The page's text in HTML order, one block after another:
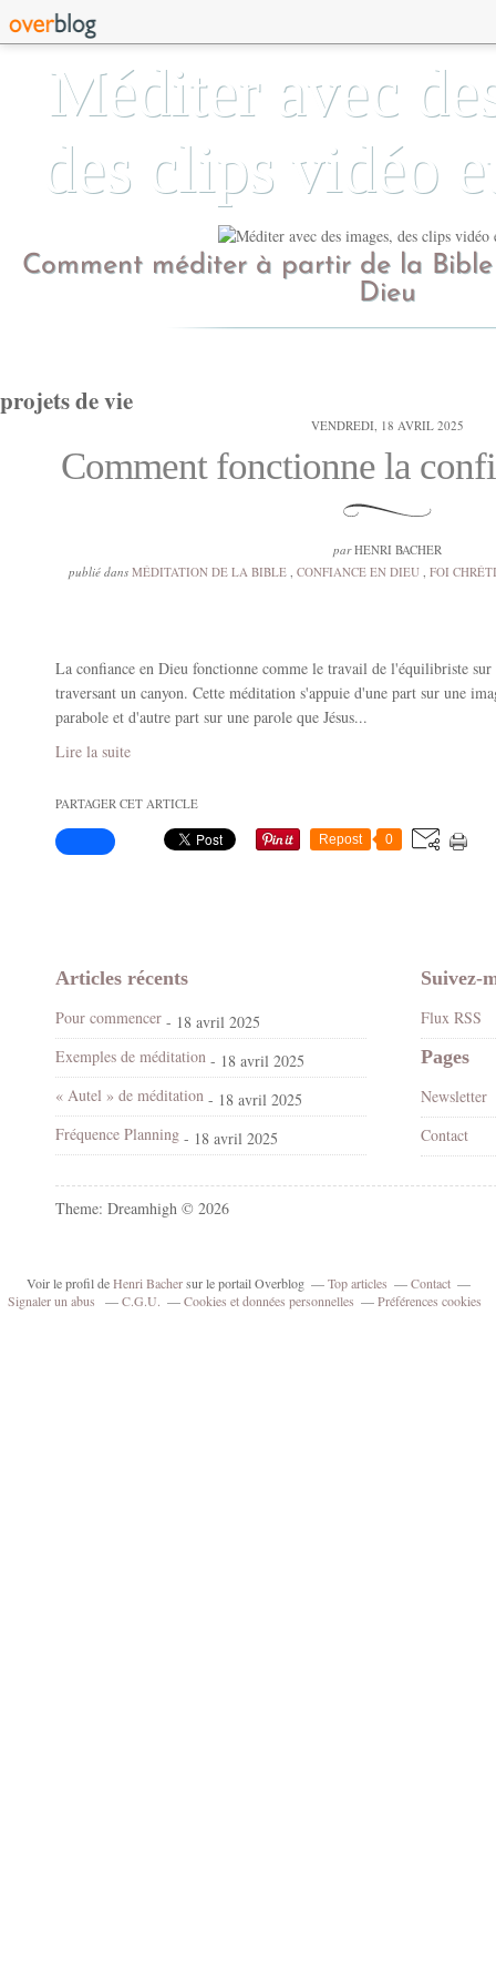
Méditer avec
des clips vidéo
Comment méditer à partir de la
Dieu
projets de vie
VENDREDI, 18 AVRIL 2025
Comment fonctionne la
parHENRI BACHER
publié dans MÉDITATION DE LA BIBLE , CONFIANCE EN DIEU , FOI
La confiance en Dieu fonctionne comme le travail de l'équilibriste
traversant un canyon. Cette méditation s'appuie d'une part sur une
parabole et d'autre part sur une parole que Jésus...
Lire la suite
PARTAGER CET ARTICLE
Repost 0
Articles récents
Pour commencer - 18 avril 2025
Exemples de méditation - 18 avril 2025
« Autel » de méditation - 18 avril 2025
Fréquence Planning - 18 avril 2025
Suivez-
Flux RSS
Pages
Newsletter
Contact
Theme: Dreamhigh © 2026
Voir le profil deHenri Bachersur le portail Overblog Top articles
Contact
Signaler un abus
C.G.U. Cookies et données personnelles Préférences cookies